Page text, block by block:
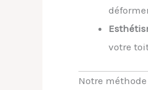
votre
Notre